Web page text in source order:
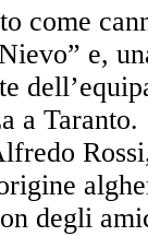
come
e,
a Taranto.
degli